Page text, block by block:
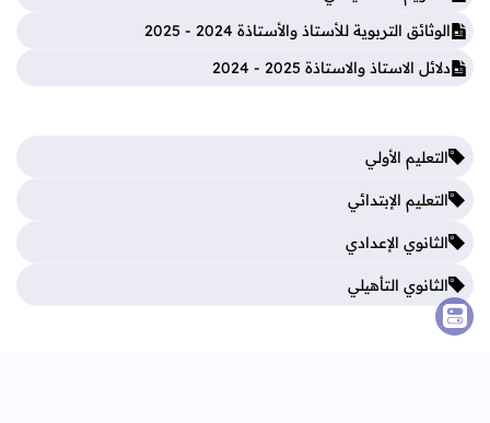
الوثائق التربوية للأستاذ والأستاذة 2024 - 2025
دلائل الاستاذ والاستاذة 2025 - 2024
التعليم الأولي
التعليم الإبتدائي
الثانوي الإعدادي
الثانوي التأهيلي